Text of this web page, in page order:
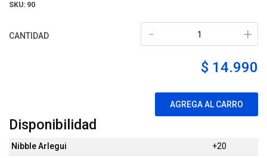
SKU: 90
CANTIDAD +
-
$ 14.990
AGREGA AL CARRO
Disponibilidad
Nibble Arlegui
+20